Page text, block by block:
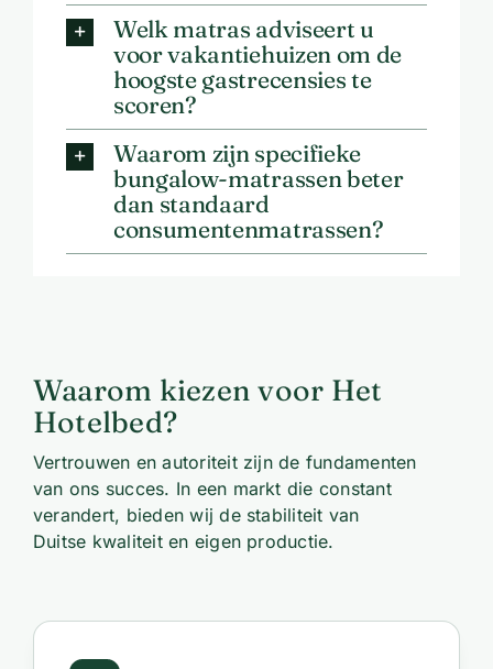
Welk matras adviseert u
voor vakantiehuizen om de
hoogste gastrecensies te
scoren?
Waarom zijn specifieke
bungalow-matrassen beter
dan standaard
consumentenmatrassen?
Waarom kiezen voor Het
Hotelbed?
Vertrouwen en autoriteit zijn de fundamenten
van ons succes. In een markt die constant
verandert, bieden wij de stabiliteit van
Duitse kwaliteit en eigen productie.